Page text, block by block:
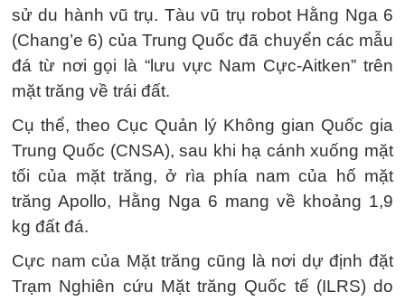
sử du hành vũ trụ. Tàu vũ trụ robot Hằng Nga 6
(Chang’e 6) của Trung Quốc đã chuyển các mẫu
đá từ nơi gọi là “lưu vực Nam Cực-Aitken” trên
mặt trăng về trái đất.
Cụ thể, theo Cục Quản lý Không gian Quốc gia
Trung Quốc (CNSA), sau khi hạ cánh xuống mặt
tối của mặt trăng, ở rìa phía nam của hố mặt
trăng Apollo, Hằng Nga 6 mang về khoảng 1,9
kg đất đá.
Cực nam của Mặt trăng cũng là nơi dự định đặt
Trạm Nghiên cứu Mặt trăng Quốc tế (ILRS) do